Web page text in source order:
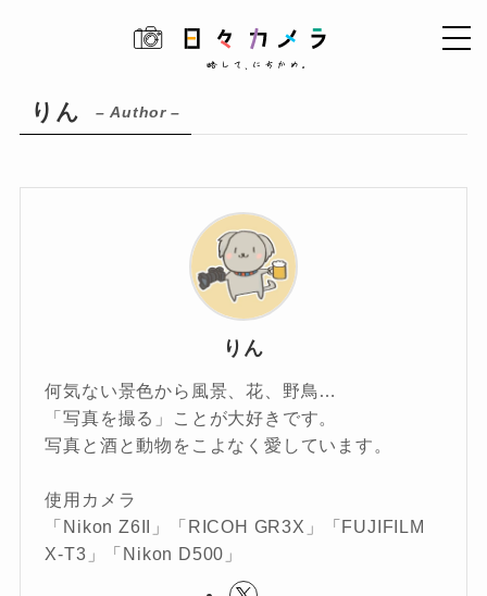
りん – Author –
りん
何気ない景色から風景、花、野鳥…
「写真を撮る」ことが大好きです。
写真と酒と動物をこよなく愛しています。
使用カメラ
「Nikon Z6II」「RICOH GR3X」「FUJIFILM
X-T3」「Nikon D500」